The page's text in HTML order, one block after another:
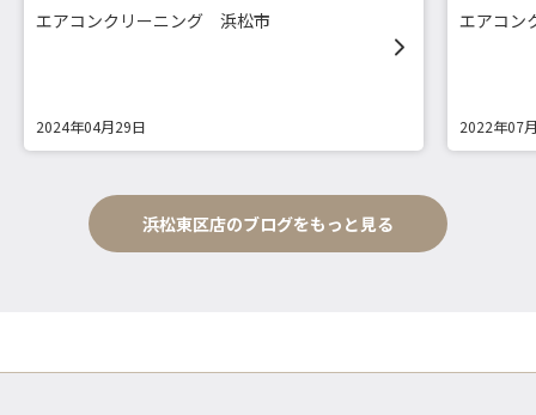
エアコンクリーニング 浜松市
2024年04月29日
エアコン
2022年07
浜松東区店のブログをもっと見る